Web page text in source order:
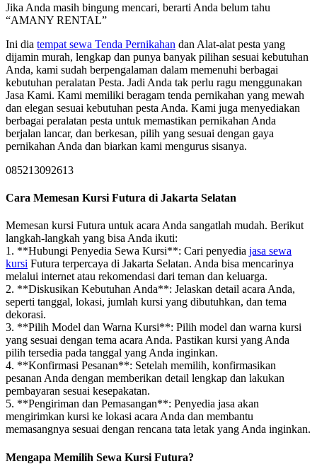
Jika Anda masih bingung mencari, berarti Anda belum tahu
“AMANY RENTAL”
Ini dia tempat sewa Tenda Pernikahan dan Alat-alat pesta yang
dijamin murah, lengkap dan punya banyak pilihan sesuai kebutuhan
Anda, kami sudah berpengalaman dalam memenuhi berbagai
kebutuhan peralatan Pesta. Jadi Anda tak perlu ragu menggunakan
Jasa Kami. Kami memiliki beragam tenda pernikahan yang mewah
dan elegan sesuai kebutuhan pesta Anda. Kami juga menyediakan
berbagai peralatan pesta untuk memastikan pernikahan Anda
berjalan lancar, dan berkesan, pilih yang sesuai dengan gaya
pernikahan Anda dan biarkan kami mengurus sisanya.
085213092613
Cara Memesan Kursi Futura di Jakarta Selatan
Memesan kursi Futura untuk acara Anda sangatlah mudah. Berikut
langkah-langkah yang bisa Anda ikuti:
1. **Hubungi Penyedia Sewa Kursi**: Cari penyedia jasa sewa
kursi Futura terpercaya di Jakarta Selatan. Anda bisa mencarinya
melalui internet atau rekomendasi dari teman dan keluarga.
2. **Diskusikan Kebutuhan Anda**: Jelaskan detail acara Anda,
seperti tanggal, lokasi, jumlah kursi yang dibutuhkan, dan tema
dekorasi.
3. **Pilih Model dan Warna Kursi**: Pilih model dan warna kursi
yang sesuai dengan tema acara Anda. Pastikan kursi yang Anda
pilih tersedia pada tanggal yang Anda inginkan.
4. **Konfirmasi Pesanan**: Setelah memilih, konfirmasikan
pesanan Anda dengan memberikan detail lengkap dan lakukan
pembayaran sesuai kesepakatan.
5. **Pengiriman dan Pemasangan**: Penyedia jasa akan
mengirimkan kursi ke lokasi acara Anda dan membantu
memasangnya sesuai dengan rencana tata letak yang Anda inginkan.
Mengapa Memilih Sewa Kursi Futura?